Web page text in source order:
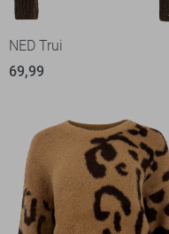
NED Trui
69,99